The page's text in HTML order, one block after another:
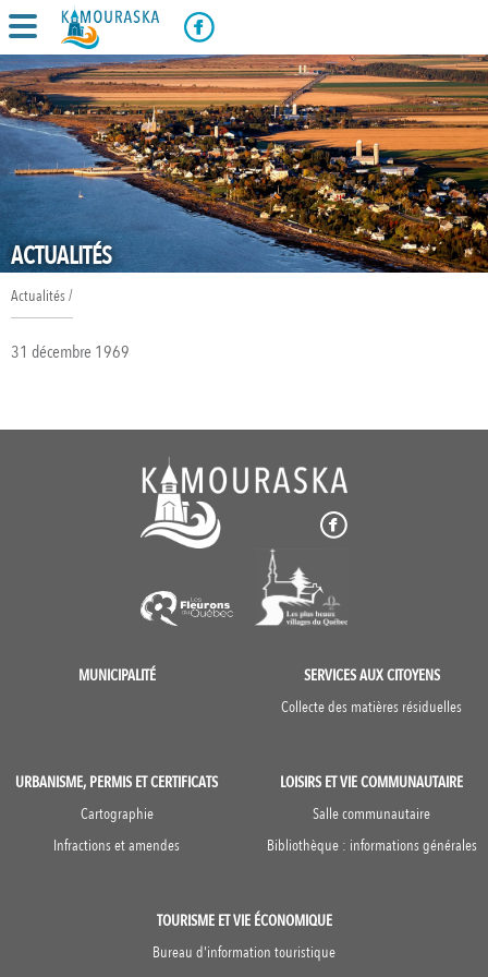
ACTUALITÉS
Actualités /
31 décembre 1969
MUNICIPALITÉ
SERVICES AUX CITOYENS
Collecte des matières résiduelles
URBANISME, PERMIS ET CERTIFICATS
Cartographie
Infractions et amendes
LOISIRS ET VIE COMMUNAUTAIRE
Salle communautaire
Bibliothèque : informations générales
TOURISME ET VIE ÉCONOMIQUE
Bureau d'information touristique